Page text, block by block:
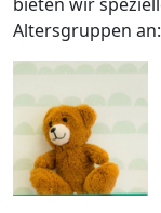
Altersgruppen an: